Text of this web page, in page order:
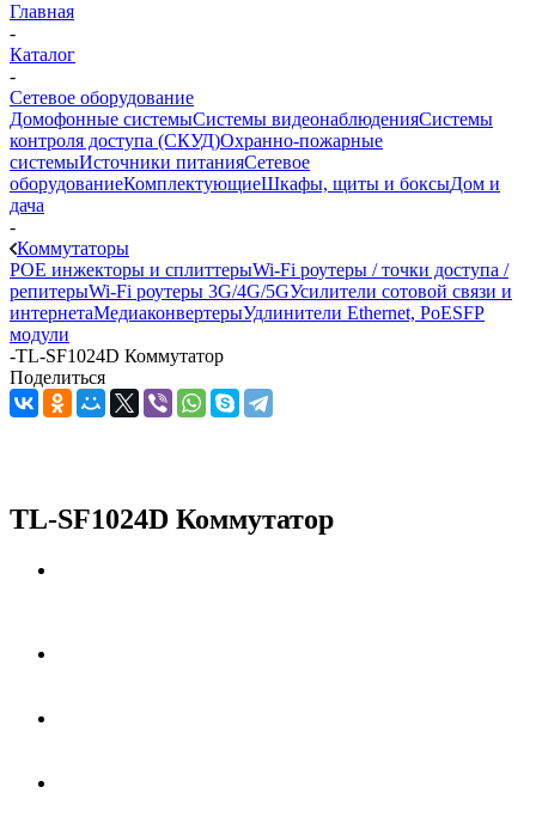
Главная
-
Каталог
-
Сетевое оборудование
Домофонные системыСистемы видеонаблюденияСистемы
контроля доступа (СКУД)Охранно-пожарные
системыИсточники питанияСетевое
оборудованиеКомплектующиеШкафы, щиты и боксыДом и
дача
-
Коммутаторы
POE инжекторы и сплиттерыWi-Fi роутеры / точки доступа /
репитерыWi-Fi роутеры 3G/4G/5GУсилители сотовой связи и
интернетаМедиаконвертерыУдлинители Ethernet, PoESFP
модули
-TL-SF1024D Коммутатор
Поделиться
TL-SF1024D Коммутатор